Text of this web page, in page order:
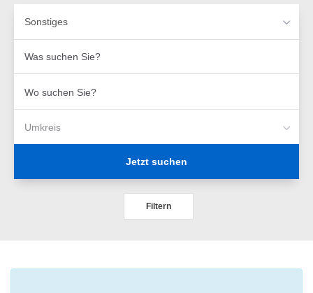
Sonstiges
suchen
Sie?
suchen
Umkreis
Jetzt suchen
Filtern